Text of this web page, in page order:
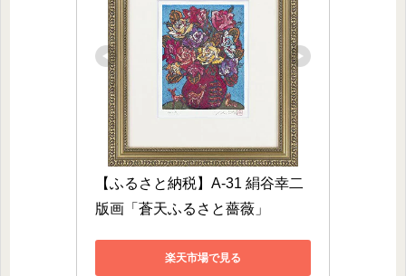
【ふるさと納税】A-31 絹谷幸二
版画「蒼天ふるさと薔薇」
楽天市場で見る